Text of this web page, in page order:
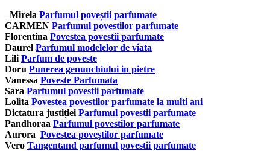
–Mirela Parfumul poveștii parfumate
CARMEN Parfumul povestilor parfumate
Florentina Povestea povestii parfumate
Daurel Parfumul modelelor de viata
Lili Parfum de poveste
Doru Punerea genunchiului in pietre
Vanessa Poveste Parfumata
Sara Parfumul povestii parfumate
Lolita Povestea povestilor parfumate la multi ani
Dictatura justiției Parfumul povestii parfumate
Pandhoraa Parfumul povestilor parfumate
Aurora Povestea poveştilor parfumate
Vero Tangentand parfumul povestii parfumate